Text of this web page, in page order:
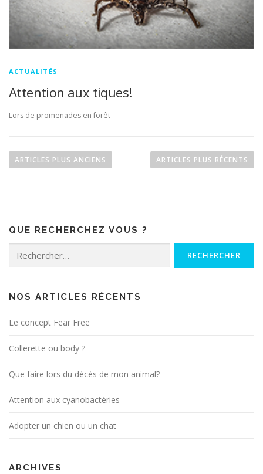
ACTUALITÉS
Attention aux tiques!
Lors de promenades en forêt
a
t
d
s
a
t
c
e
ARTICLES PLUS ANCIENS ARTICLES PLUS RÉCENTS
QUE RECHERCHEZ VOUS ?
NOS ARTICLES RÉCENTS
Le concept Fear Free
Collerette ou body ?
Que faire lors du décès de mon animal?
Attention aux cyanobactéries
Adopter un chien ou un chat
ARCHIVES